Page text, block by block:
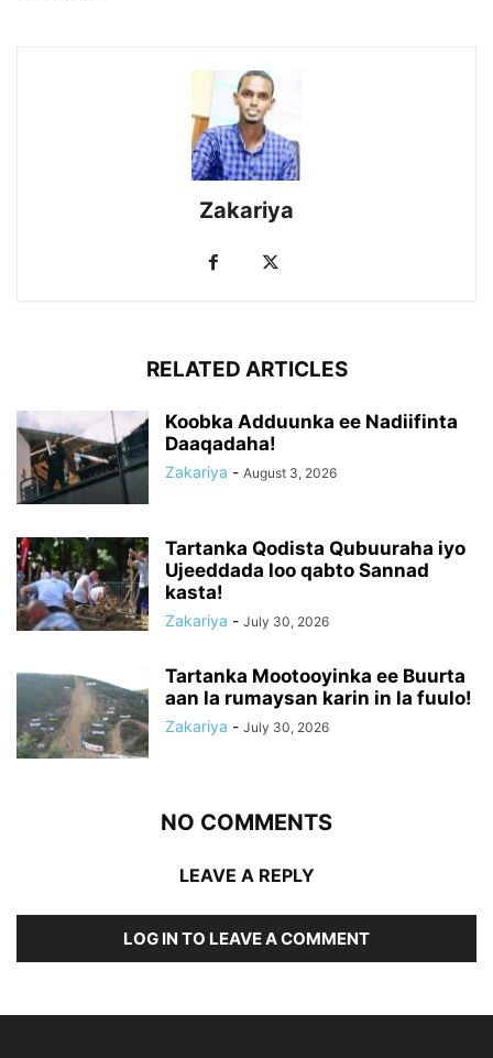
Zakariya
RELATED ARTICLES
Koobka Adduunka ee Nadiifinta
Daaqadaha!
Zakariya - August 3, 2026
Tartanka Qodista Qubuuraha iyo
Ujeeddada loo qabto Sannad
kasta!
Zakariya - July 30, 2026
Tartanka Mootooyinka ee Buurta
aan la rumaysan karin in la fuulo!
Zakariya - July 30, 2026
NO COMMENTS
LEAVE A REPLY
LOG IN TO LEAVE A COMMENT